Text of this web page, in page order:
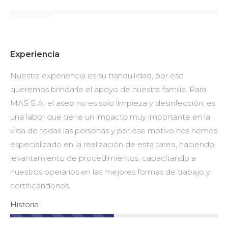
Experiencia
Nuestra experiencia es su tranquilidad, por eso
queremos brindarle el apoyo de nuestra familia. Para
MAS S.A. el aseo no es solo limpieza y desinfección, es
una labor que tiene un impacto muy importante en la
vida de todas las personas y por ese motivo nos hemos
especializado en la realización de esta tarea, haciendo
levantamiento de procedimientos, capacitando a
nuestros operarios en las mejores formas de trabajo y
certificándonos.
Historia